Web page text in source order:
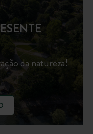
da natureza!